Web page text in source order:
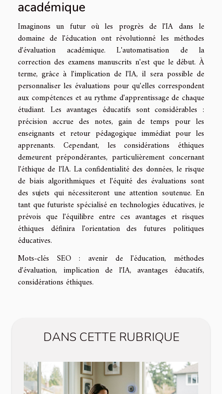
académique
Imaginons un futur où les progrès de l'IA dans le
domaine de l'éducation ont révolutionné les méthodes
d'évaluation académique. L'automatisation de la
correction des examens manuscrits n'est que le début. À
terme, grâce à l'implication de l'IA, il sera possible de
personnaliser les évaluations pour qu'elles correspondent
aux compétences et au rythme d'apprentissage de chaque
étudiant. Les avantages éducatifs sont considérables :
précision accrue des notes, gain de temps pour les
enseignants et retour pédagogique immédiat pour les
apprenants. Cependant, les considérations éthiques
demeurent prépondérantes, particulièrement concernant
l'éthique de l'IA. La confidentialité des données, le risque
de biais algorithmiques et l'équité des évaluations sont
des sujets qui nécessiteront une attention soutenue. En
tant que futuriste spécialisé en technologies éducatives, je
prévois que l'équilibre entre ces avantages et risques
éthiques définira l'orientation des futures politiques
éducatives.
Mots-clés SEO : avenir de l'éducation, méthodes
d'évaluation, implication de l'IA, avantages éducatifs,
considérations éthiques.
DANS CETTE RUBRIQUE